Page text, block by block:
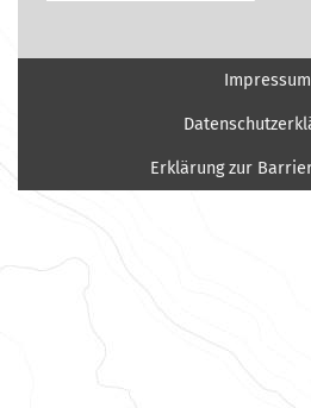
Impressum
Erklärung zur